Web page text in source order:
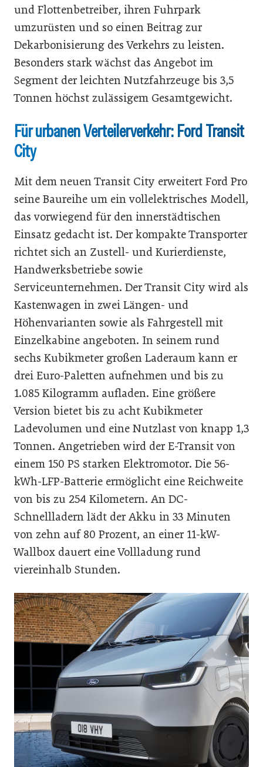
und Flottenbetreiber, ihren Fuhrpark
umzurüsten und so einen Beitrag zur
Dekarbonisierung des Verkehrs zu leisten.
Besonders stark wächst das Angebot im
Segment der leichten Nutzfahrzeuge bis 3,5
Tonnen höchst zulässigem Gesamtgewicht.
Für urbanen Verteilerverkehr: Ford Transit
City
Mit dem neuen Transit City erweitert Ford Pro
seine Baureihe um ein vollelektrisches Modell,
das vorwiegend für den innerstädtischen
Einsatz gedacht ist. Der kompakte Transporter
richtet sich an Zustell- und Kurierdienste,
Handwerksbetriebe sowie
Serviceunternehmen. Der Transit City wird als
Kastenwagen in zwei Längen- und
Höhenvarianten sowie als Fahrgestell mit
Einzelkabine angeboten. In seinem rund
sechs Kubikmeter großen Laderaum kann er
drei Euro-Paletten aufnehmen und bis zu
1.085 Kilogramm aufladen. Eine größere
Version bietet bis zu acht Kubikmeter
Ladevolumen und eine Nutzlast von knapp 1,3
Tonnen. Angetrieben wird der E-Transit von
einem 150 PS starken Elektromotor. Die 56-
kWh-LFP-Batterie ermöglicht eine Reichweite
von bis zu 254 Kilometern. An DC-
Schnellladern lädt der Akku in 33 Minuten
von zehn auf 80 Prozent, an einer 11-kW-
Wallbox dauert eine Vollladung rund
viereinhalb Stunden.